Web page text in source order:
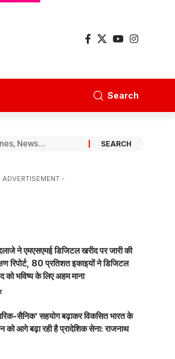
Search
ADVERTISEMENT -
ने एमएसएमई डिजिटल खरीद पर जारी की
रिपोर्ट, 80 प्रतिशत इकाइयों ने डिजिटल
को भविष्य के लिए अहम माना
सैनिक’ सहयोग बढ़ाकर विकसित भारत के
को आगे बढ़ा रही है प्रादेशिक सेना: राजनाथ